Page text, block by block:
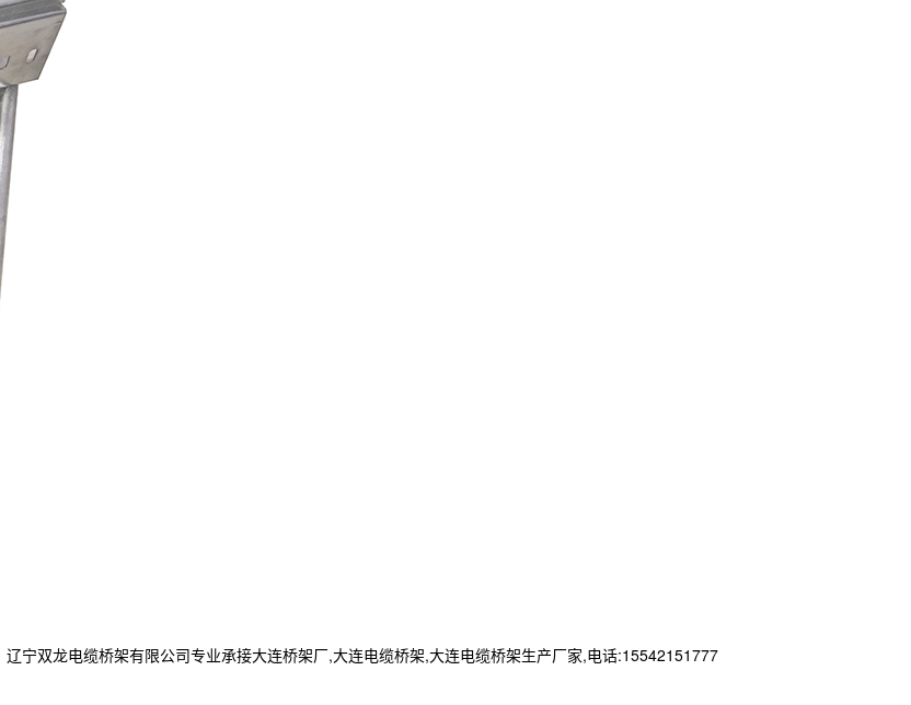
宁双龙电缆桥架有限公司专业承接大连桥架厂,大连电缆桥架,大连电缆桥架生产厂家,电话:15542151777